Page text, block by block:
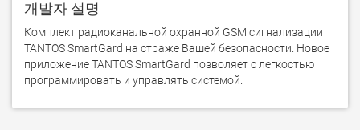
개발자 설명
Комплект радиоканальной охранной GSM сигнализации
TANTOS SmartGard на страже Вашей безопасности. Новое
приложение TANTOS SmartGard позволяет с легкостью
программировать и управлять системой.